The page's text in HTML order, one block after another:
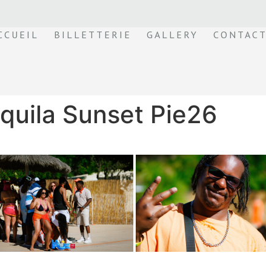
BILLETTERIE GALLERY CONTACT
Sunset Pie26